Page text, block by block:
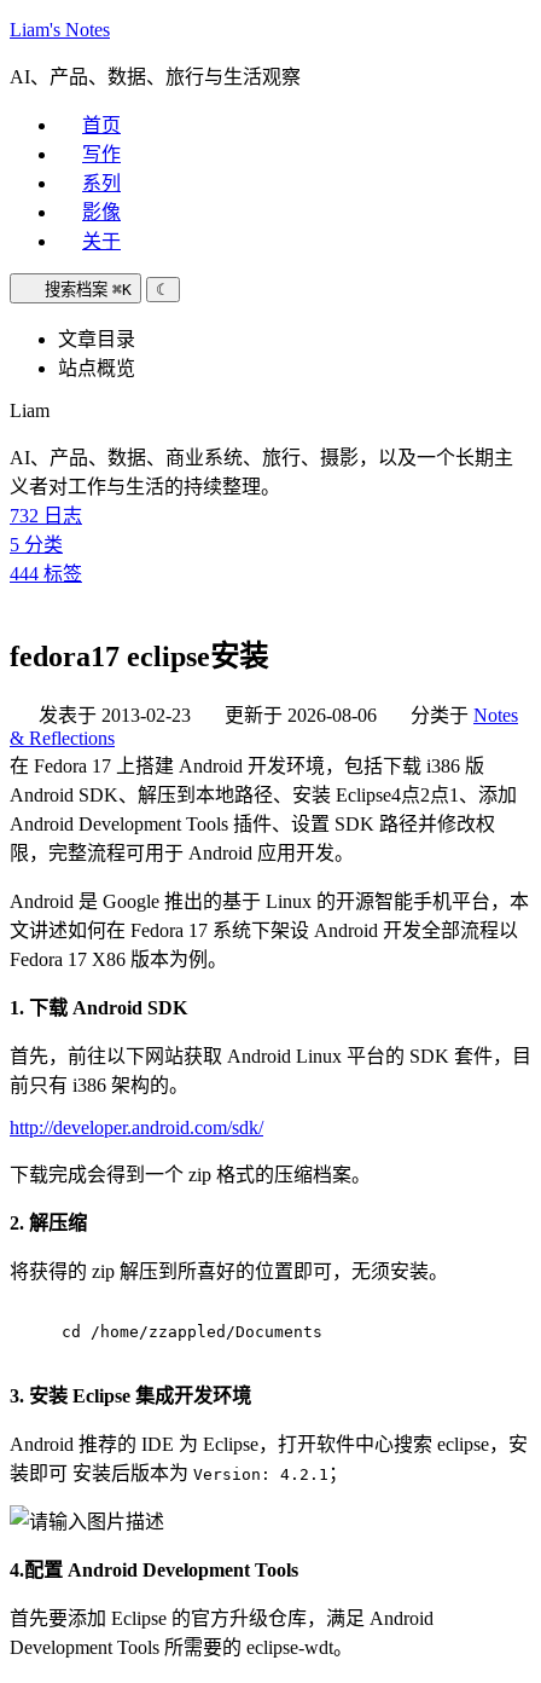
Liam's Notes
AI、产品、数据、旅行与生活观察
首页
写作
系列
影像
关于
搜索档案 ⌘K ☾
文章目录
站点概览
Liam
AI、产品、数据、商业系统、旅行、摄影，以及一个长期主
义者对工作与生活的持续整理。
732 日志
5 分类
444 标签
fedora17 eclipse安装
发表于 2013-02-23 更新于 2026-08-06 分类于 Notes
& Reflections
在 Fedora 17 上搭建 Android 开发环境，包括下载 i386 版
Android SDK、解压到本地路径、安装 Eclipse4点2点1、添加
Android Development Tools 插件、设置 SDK 路径并修改权
限，完整流程可用于 Android 应用开发。
Android 是 Google 推出的基于 Linux 的开源智能手机平台，本
文讲述如何在 Fedora 17 系统下架设 Android 开发全部流程以
Fedora 17 X86 版本为例。
1. 下载 Android SDK
首先，前往以下网站获取 Android Linux 平台的 SDK 套件，目
前只有 i386 架构的。
http://developer.android.com/sdk/
下载完成会得到一个 zip 格式的压缩档案。
2. 解压缩
将获得的 zip 解压到所喜好的位置即可，无须安装。
cd /home/zzappled/Documents
3. 安装 Eclipse 集成开发环境
Android 推荐的 IDE 为 Eclipse，打开软件中心搜索 eclipse，安
装即可 安装后版本为 Version: 4.2.1 ；
4.配置 Android Development Tools
首先要添加 Eclipse 的官方升级仓库，满足 Android
Development Tools 所需要的 eclipse-wdt。